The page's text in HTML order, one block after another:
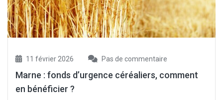
11 février 2026 Pas de commentaire
Marne : fonds d’urgence céréaliers, comment
en bénéficier ?